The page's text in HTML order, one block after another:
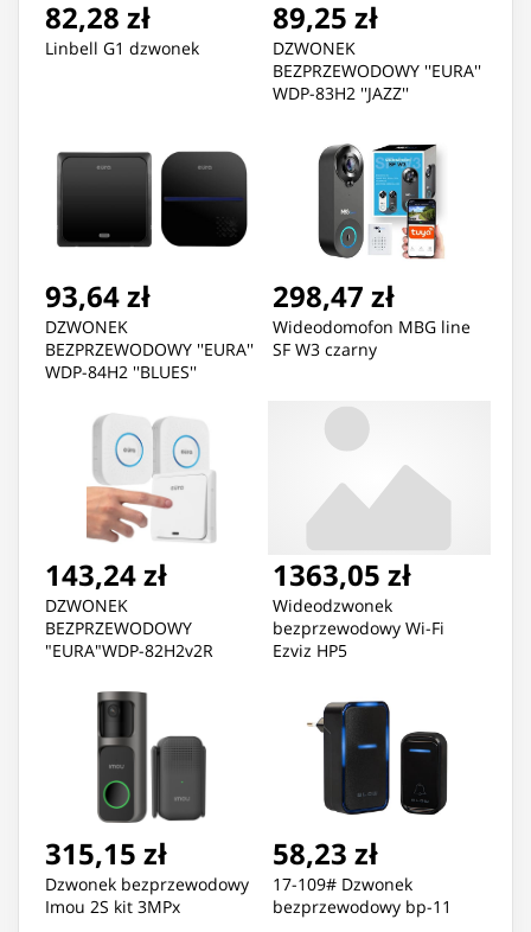
82,28 zł
Linbell G1 dzwonek
89,25 zł
DZWONEK
BEZPRZEWODOWY ''EURA''
WDP-83H2 ''JAZZ''
93,64 zł
DZWONEK
BEZPRZEWODOWY ''EURA''
WDP-84H2 ''BLUES''
298,47 zł
Wideodomofon MBG line
SF W3 czarny
143,24 zł
DZWONEK
BEZPRZEWODOWY
"EURA"WDP-82H2v2R
1363,05 zł
Wideodzwonek
bezprzewodowy Wi-Fi
Ezviz HP5
315,15 zł
Dzwonek bezprzewodowy
Imou 2S kit 3MPx
58,23 zł
17-109# Dzwonek
bezprzewodowy bp-11